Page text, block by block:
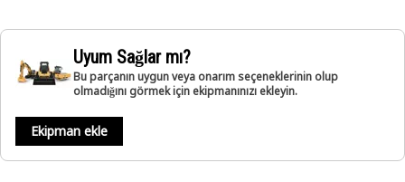
Uyum Sağlar mı?
Bu parçanın uygun veya onarım seçeneklerinin olup
olmadığını görmek için ekipmanınızı ekleyin.
Ekipman ekle